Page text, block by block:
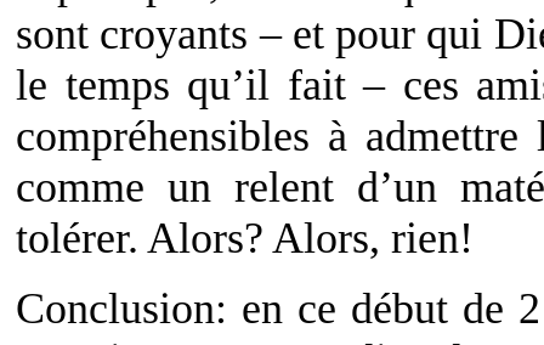
sont croyants – et pour qui
le temps qu’il fait – ces
compréhensibles à
comme un relent d’un
tolérer. Alors? Alors, rien!
Conclusion: en ce début de